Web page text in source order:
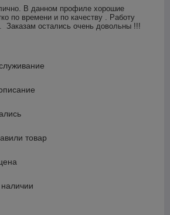
В данном профиле хорошие
по времени и по качеству . Работу
Заказам остались очень довольны !!!
товар